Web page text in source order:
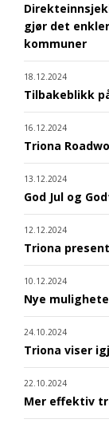
gjør det
kommuner
18.12.2024
Tilbakeblikk
16.12.2024
Triona
13.12.2024
God Jul og
12.12.2024
Triona
10.12.2024
Nye
24.10.2024
Triona viser
22.10.2024
Mer effektiv